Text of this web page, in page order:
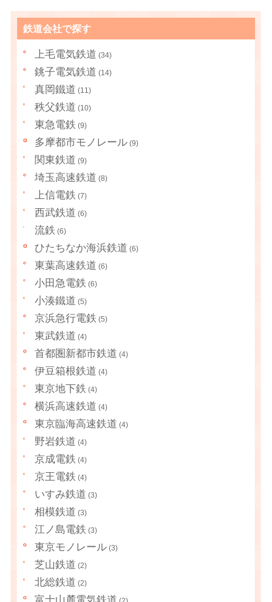
鉄道会社で探す
上毛電気鉄道 (34)
銚子電気鉄道 (14)
真岡鐵道 (11)
秩父鉄道 (10)
東急電鉄 (9)
多摩都市モノレール(9)
関東鉄道 (9)
埼玉高速鉄道 (8)
上信電鉄 (7)
西武鉄道 (6)
流鉄 (6)
ひたちなか海浜鉄道 (6)
東葉高速鉄道 (6)
小田急電鉄 (6)
小湊鐵道 (5)
京浜急行電鉄 (5)
東武鉄道 (4)
首都圏新都市鉄道 (4)
伊豆箱根鉄道 (4)
東京地下鉄 (4)
横浜高速鉄道 (4)
東京臨海高速鉄道 (4)
野岩鉄道 (4)
京成電鉄 (4)
京王電鉄 (4)
いすみ鉄道 (3)
相模鉄道 (3)
江ノ島電鉄 (3)
東京モノレール(3)
芝山鉄道 (2)
北総鉄道 (2)